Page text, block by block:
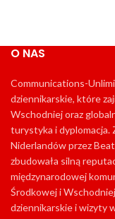
O NAS
Communications-
dziennikarskie, które
Wschodniej oraz
turystyka i dyplomacja.
Niderlandów przez
zbudowała silną
międzynarodowej
Środkowej i
dziennikarskie i wizyty